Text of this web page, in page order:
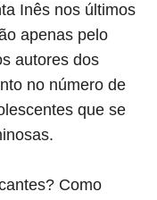
Inês nos últimos
apenas pelo
autores dos
no número de
que se
Como